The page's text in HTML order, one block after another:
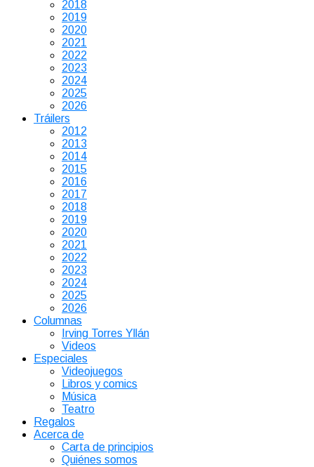
2018
2019
2020
2021
2022
2023
2024
2025
2026
Tráilers
2012
2013
2014
2015
2016
2017
2018
2019
2020
2021
2022
2023
2024
2025
2026
Columnas
Irving Torres Yllán
Videos
Especiales
Videojuegos
Libros y comics
Música
Teatro
Regalos
Acerca de
Carta de principios
Quiénes somos